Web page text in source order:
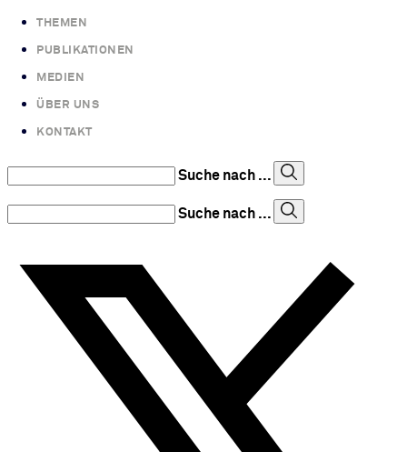
THEMEN
PUBLIKATIONEN
MEDIEN
ÜBER UNS
KONTAKT
Suche nach ...
Suche nach ...